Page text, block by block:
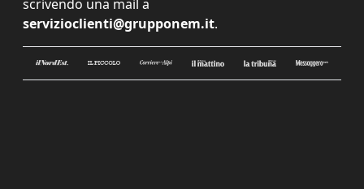
scrivendo una mail a
servizioclienti@grupponem.it.